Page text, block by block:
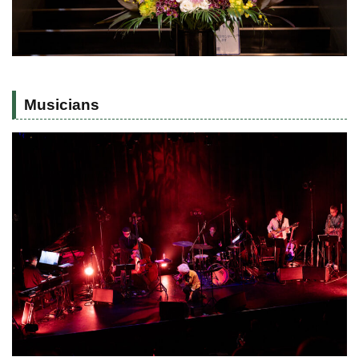
Musicians